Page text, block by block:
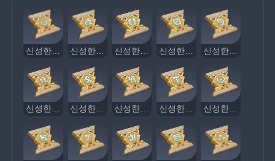
신성한 봉인석·골짜기 신성한 봉인석·모래폭풍
신성한 봉인석·나무 신성한 봉인석·뇌정 신성한 봉인석·위험 신성한 봉인석·망치 신성한 봉인석·일출